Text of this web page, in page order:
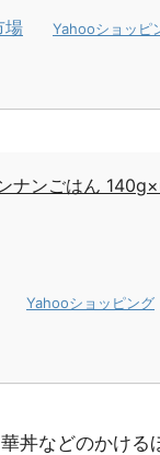
場 Yahooショッピ
ナンごはん
Yahooショッピング
丼などのかけ